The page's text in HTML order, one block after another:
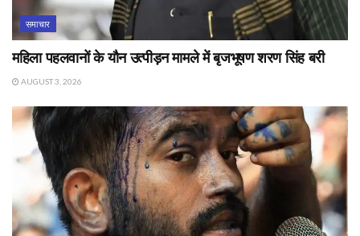
समाचार
महिला पहलवानों के यौन उत्पीड़न मामले में बृजभूषण शरण सिंह बरी
AUGUST 3, 2026